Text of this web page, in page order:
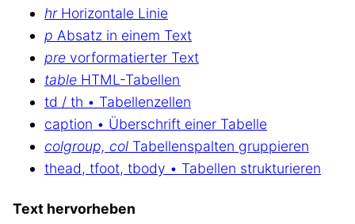
hrHorizontale Linie
p Absatz in einem Text
pre vorformatierter Text
table HTML-Tabellen
td / th • Tabellenzellen
caption • Überschrift einer Tabelle
colgroup, col Tabellenspalten gruppieren
thead, tfoot, tbody • Tabellen strukturieren
Text hervorheben